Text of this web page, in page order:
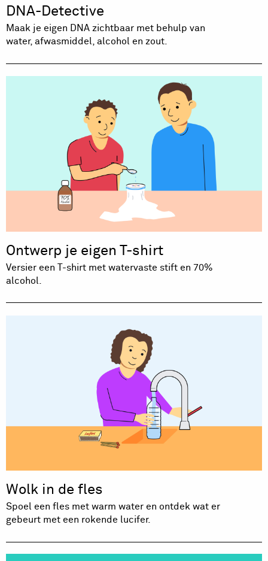
DNA-Detective
Maak je eigen DNA zichtbaar met behulp van
water, afwasmiddel, alcohol en zout.
Ontwerp je eigen T-shirt
Versier een T-shirt met watervaste stift en 70%
alcohol.
Wolk in de fles
Spoel een fles met warm water en ontdek wat er
gebeurt met een rokende lucifer.